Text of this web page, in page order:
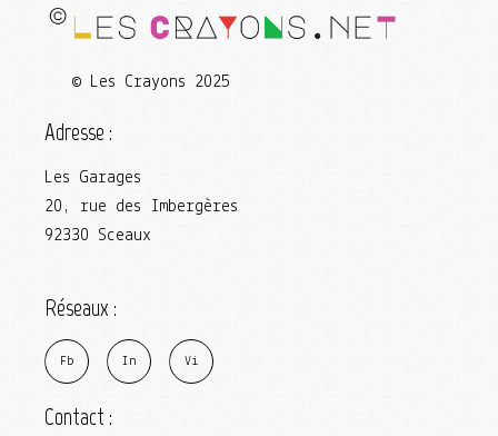
© Les Crayons 2025
Adresse :
Les Garages
20, rue des Imbergères
92330 Sceaux
Réseaux :
Fb In Vi
Contact :